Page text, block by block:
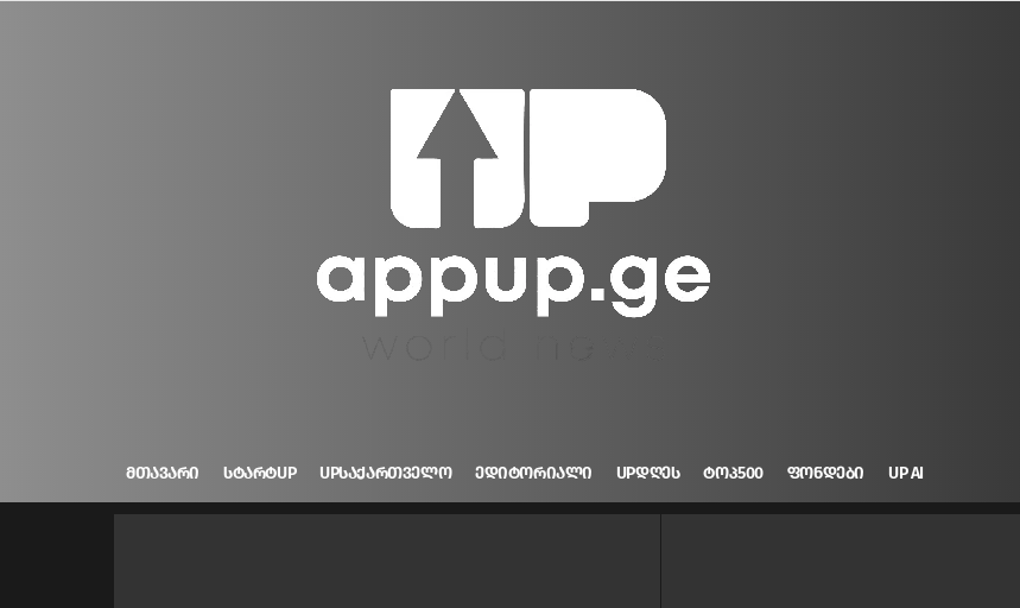
ᲛᲗᲐᲕᲐᲠᲘ ᲡᲢᲐᲠᲢUP UPᲡᲐᲥᲐᲠᲗᲕᲔᲚᲝ ᲔᲓᲘᲢᲝᲠᲘᲐᲚᲘ UPᲓᲦᲔᲡ ᲢᲝᲞ500 ᲤᲝᲜᲓᲔᲑᲘ UP AI